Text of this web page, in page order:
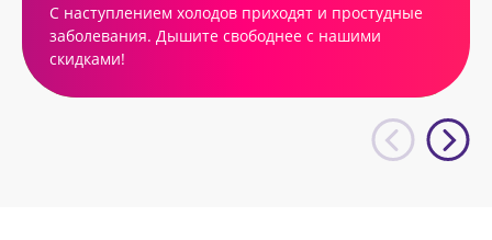
С наступлением холодов приходят и простудные
заболевания. Дышите свободнее с нашими
скидками!